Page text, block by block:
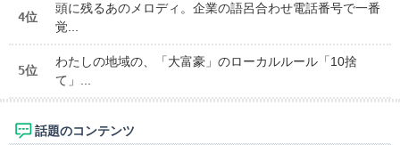
4位
頭に残るあのメロディ。企業の語呂合わせ電話番号で一番
覚...
5位
わたしの地域の、「大富豪」のローカルルール「10捨
て」...
話題のコンテンツ